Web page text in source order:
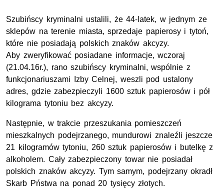
Szubińscy kryminalni ustalili, że 44-latek, w jednym ze
sklepów na terenie miasta, sprzedaje papierosy i tytoń,
które nie posiadają polskich znaków akcyzy.
Aby zweryfikować posiadane informacje, wczoraj
(21.04.16r.), rano szubińscy kryminalni, wspólnie z
funkcjonariuszami Izby Celnej, weszli pod ustalony
adres, gdzie zabezpieczyli 1600 sztuk papierosów i pół
kilograma tytoniu bez akcyzy.
Następnie, w trakcie przeszukania pomieszczeń
mieszkalnych podejrzanego, mundurowi znaleźli jeszcze
21 kilogramów tytoniu, 260 sztuk papierosów i butelkę z
alkoholem. Cały zabezpieczony towar nie posiadał
polskich znaków akcyzy. Tym samym, podejrzany okradł
Skarb Pństwa na ponad 20 tysięcy złotych.